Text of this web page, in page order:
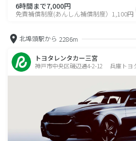
6時間まで7,000円
免責補償制度(あんしん補償制度）1,100円
北埠頭駅から 2286m
トヨタレンタカー三宮
神戸市中央区磯辺通4-2-12 兵庫トヨ